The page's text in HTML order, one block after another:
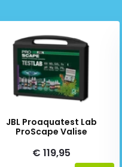
JBL Proaquatest Lab
ProScape Valise
€ 119,95